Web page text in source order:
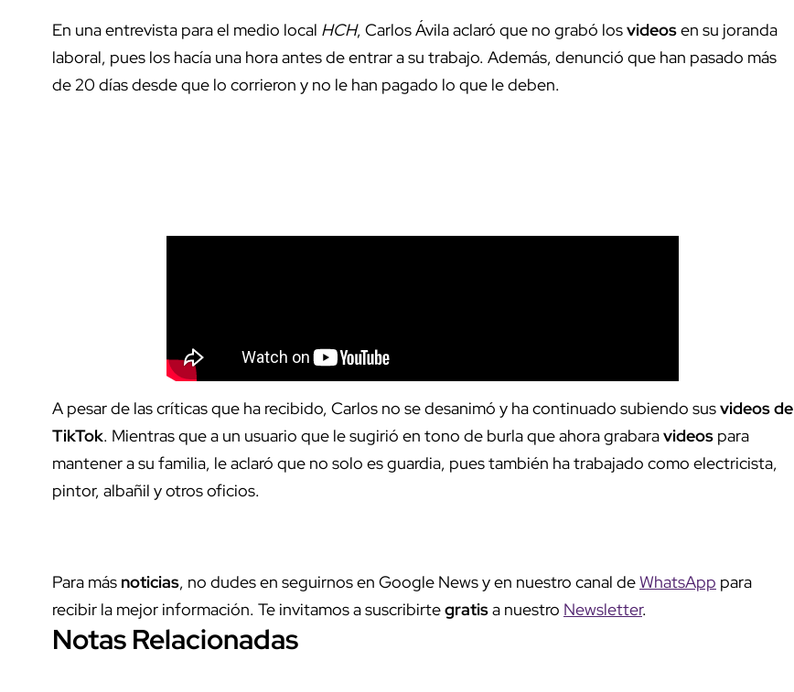
En una entrevista para el medio local HCH, Carlos Ávila aclaró que no grabó losvideosen su joranda
laboral, pues los hacía una hora antes de entrar a su trabajo. Además, denunció que han pasado más
de 20 días desde que lo corrieron y no le han pagado lo que le deben.
A pesar de las críticas que ha recibido, Carlos no se desanimó y ha continuado subiendo susvideos de
TikTok. Mientras que a un usuario que le sugirió en tono de burla que ahora grabaravideos para
mantener a su familia, le aclaró que no solo es guardia, pues también ha trabajado como electricista,
pintor, albañil y otros oficios.
Para más noticias, no dudes en seguirnos en Google News y en nuestro canal deWhatsApp para
recibir la mejor información. Te invitamos a suscribirtegratisa nuestro Newsletter.
Notas Relacionadas